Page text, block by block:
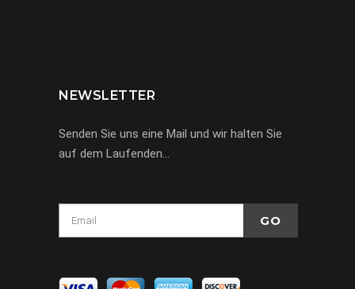
NEWSLETTER
Senden Sie uns eine Mail und wir halten Sie
auf dem Laufenden…